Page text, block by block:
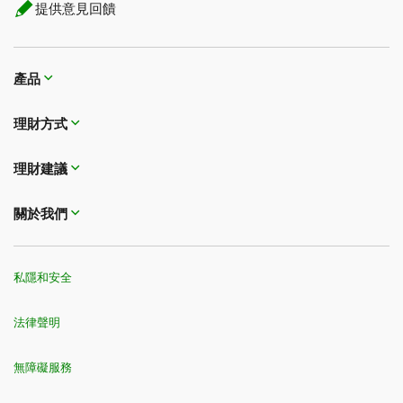
提供意見回饋
產品
理財方式​​​​​​​
理財建議
關於我們
私隱和安全
法律聲明
無障礙服務